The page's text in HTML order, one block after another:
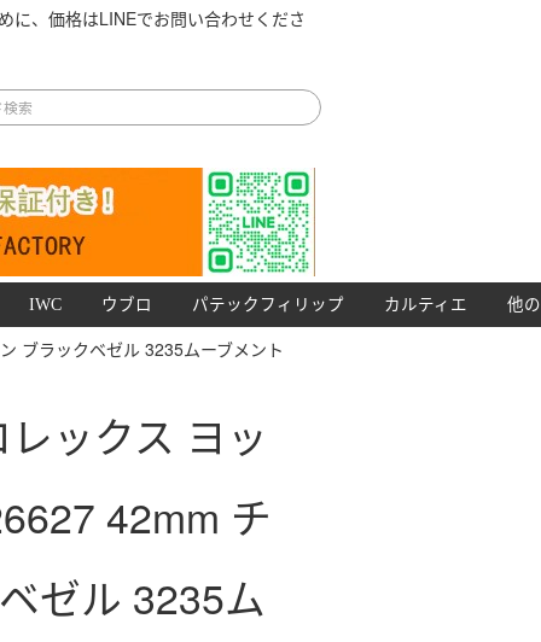
に、価格はLINEでお問い合わせくださ
IWC ウブロ パテックフィリップ カルティエ 他
ブラックベゼル 3235ムーブメント
ックス ヨッ
42mm チ
ゼル 3235ム